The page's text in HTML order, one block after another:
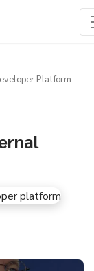
Platform